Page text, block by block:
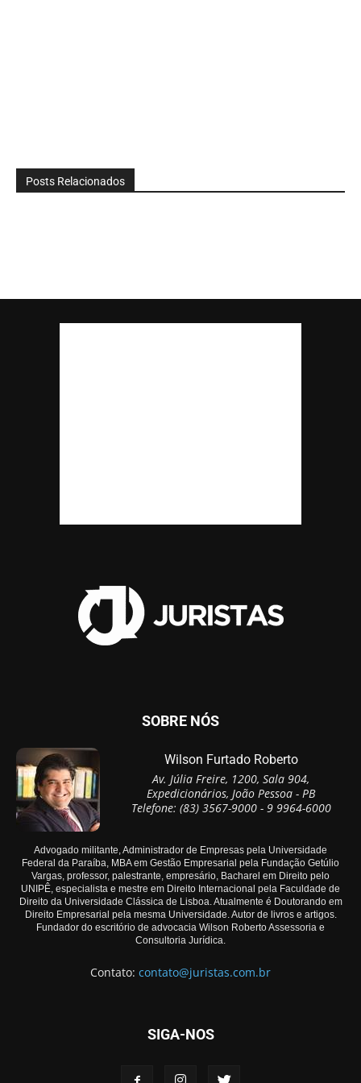
Posts Relacionados
SOBRE NÓS
Wilson Furtado Roberto
Av. Júlia Freire, 1200, Sala 904,
Expedicionários, João Pessoa - PB
Telefone: (83) 3567-9000 - 9 9964-6000
Advogado militante, Administrador de Empresas pela Universidade
Federal da Paraíba, MBA em Gestão Empresarial pela Fundação Getúlio
Vargas, professor, palestrante, empresário, Bacharel em Direito pelo
UNIPÊ, especialista e mestre em Direito Internacional pela Faculdade de
Direito da Universidade Clássica de Lisboa. Atualmente é Doutorando em
Direito Empresarial pela mesma Universidade. Autor de livros e artigos.
Fundador do escritório de advocacia Wilson Roberto Assessoria e
Consultoria Jurídica.
Contato: contato@juristas.com.br
SIGA-NOS